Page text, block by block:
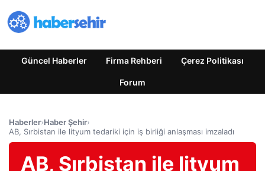
Güncel Haberler Firma Rehberi Çerez Politikası
Forum
Haberler›Haber Şehir›
AB, Sırbistan ile lityum tedariki için iş birliği anlaşması imzaladı
AB, Sırbistan ile lityum